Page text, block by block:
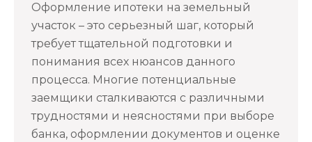
Оформление ипотеки на земельный
участок – это серьезный шаг, который
требует тщательной подготовки и
понимания всех нюансов данного
процесса. Многие потенциальные
заемщики сталкиваются с различными
трудностями и неясностями при выборе
банка, оформлении документов и оценке